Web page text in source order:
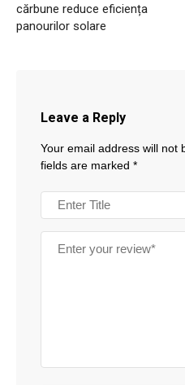
cărbune reduce eficiența
panourilor solare
Leave a Reply
Your email address will not
fields are marked *